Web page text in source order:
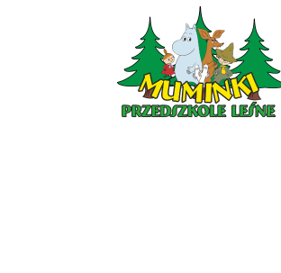
PRZEDSZKOLE PIOTRKÓW
PRZEDSZKOLE KLESZCZÓW